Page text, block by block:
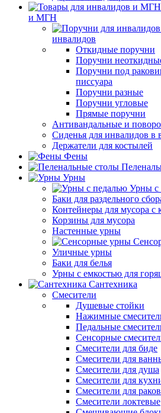
и МГН
инвалидов
Откидные поручни
Поручни
Поручни под
писсуара
Поручни разные
Поручни угловые
Прямые поручни
Антивандальные и
Сиденья для инвалидов в
Держатели для костылей
Фены
Урны
Урны с
Баки для раздельного
Контейнеры для мусора с
Корзины для мусора
Настенные урны
Уличные урны
Баки для белья
Урны с емкостью для
Сантехника
Смесители
Душевые стойки
Нажимные
Педальные
Сенсорные
Смесители для биде
Смесители для
Смесители для душа
Смесители для
Смесители для
Смесители локтевые